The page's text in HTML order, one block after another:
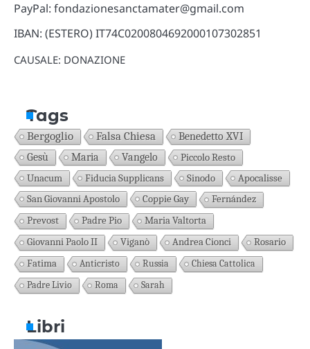
PayPal: fondazionesanctamater@gmail.com
IBAN: (ESTERO) IT74C0200804692000107302851
CAUSALE: DONAZIONE
Tags
Bergoglio Falsa Chiesa Benedetto XVI
Gesù Maria Vangelo
Piccolo Resto
Unacum
Fiducia Supplicans Sinodo
Apocalisse
San Giovanni Apostolo
Coppie Gay
Fernández
Prevost
Padre Pio
Maria Valtorta
Giovanni Paolo II
Viganò Andrea Cionci
Rosario
Fatima
Anticristo Russia
Chiesa Cattolica
Padre Livio
Roma Sarah
Libri